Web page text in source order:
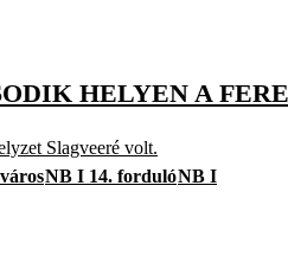
HELYEN A
Slagveeré volt.
NB I 14. fordulóNB I